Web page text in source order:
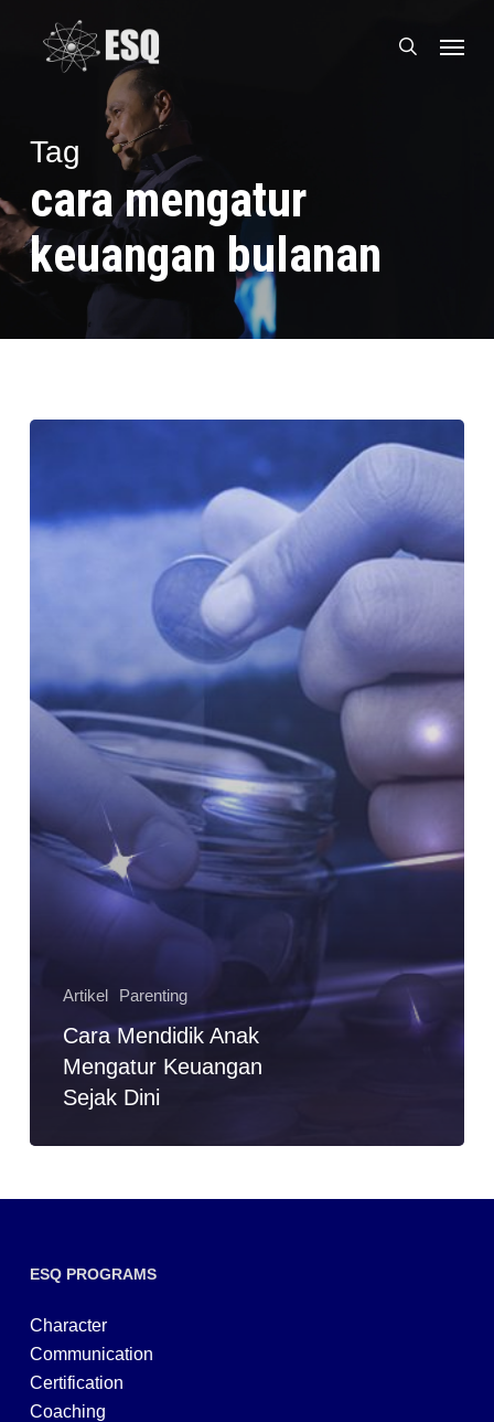
search
Menu
Tag
cara mengatur
keuangan bulanan
Mengatur
Artikel Parenting
Cara Mendidik Anak
Mengatur Keuangan
Sejak Dini
ESQ PROGRAMS
Character
Communication
Certification
Coaching